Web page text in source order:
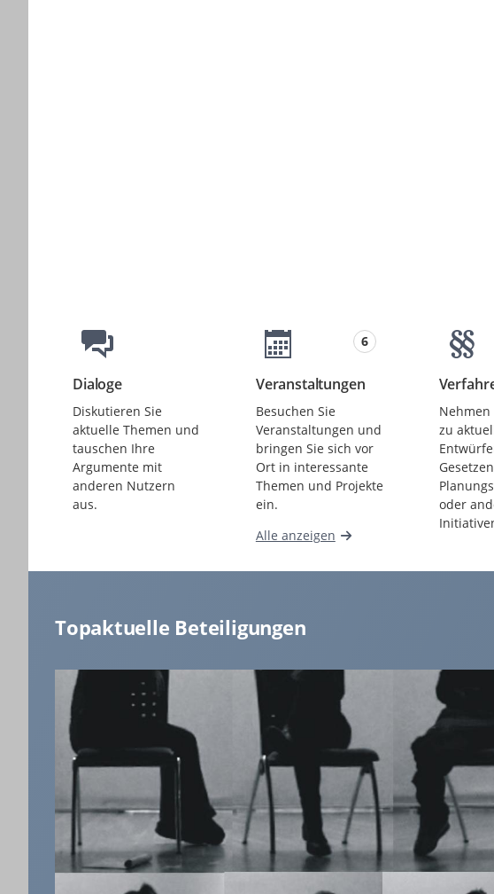
Beteiligungsformate
Dialoge
Beteiligungen
Diskutieren Sie
aktuelle Themen und
tauschen Ihre
Argumente mit
anderen Nutzern
aus.
Veranstaltungen
6
Beteiligungen
Besuchen Sie
Veranstaltungen und
bringen Sie sich vor
Ort in interessante
Themen und Projekte
ein.
Alle anzeigen
Nehmen
zu
oder
Topaktuelle Beteiligungen